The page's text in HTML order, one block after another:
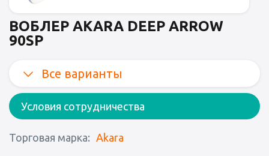
ВОБЛЕР AKARA DEEP ARROW
90SP
Все варианты
Условия сотрудничества
Торговая марка: Akara